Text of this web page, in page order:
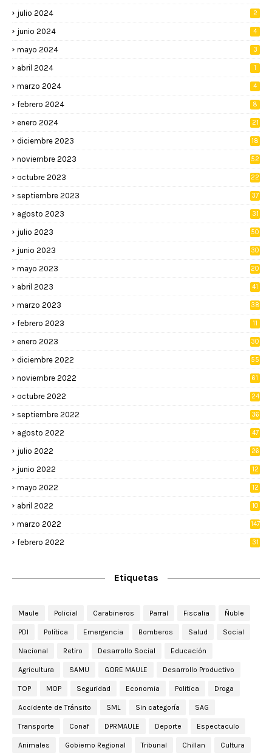
julio 2024 2
junio 2024 4
mayo 2024 3
abril 2024 1
marzo 2024 4
febrero 2024 8
enero 2024 21
diciembre 2023 18
noviembre 2023 52
octubre 2023 22
septiembre 2023 37
agosto 2023 31
julio 2023 50
junio 2023 30
mayo 2023 20
abril 2023 41
marzo 2023 38
febrero 2023 11
enero 2023 30
diciembre 2022 55
noviembre 2022 61
octubre 2022 24
septiembre 2022 36
agosto 2022 47
julio 2022 26
junio 2022
12
mayo 2022
12
abril 2022
10
marzo 2022 147
febrero 2022 31
Etiquetas
Maule Policial Carabineros Parral Fiscalia Ñuble
PDI Política Emergencia Bomberos Salud Social
Nacional Retiro Desarrollo Social Educación
Agricultura SAMU GORE MAULE Desarrollo Productivo
TOP MOP Seguridad Economia Politica Droga
Accidente de Tránsito SML Sin categoría SAG
Transporte Conaf DPRMAULE Deporte Espectaculo
Animales Gobierno Regional Tribunal Chillan Cultura